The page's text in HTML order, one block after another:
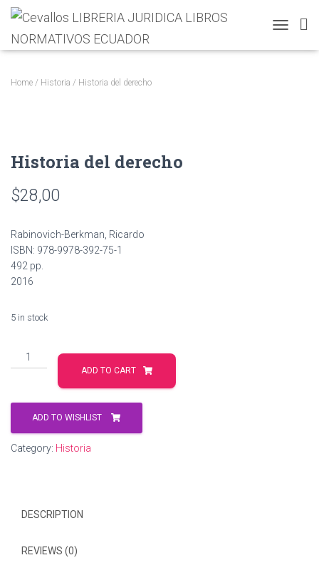
O
Home / Historia / Historia del derecho
Historia del derecho
$28,00
Rabinovich-Berkman, Ricardo
ISBN: 978-9978-392-75-1
492 pp.
2016
5 in stock
Historia
del
quantity
ADD TO CART
ADD TO WISHLIST
Category: Historia
DESCRIPTION
REVIEWS (0)